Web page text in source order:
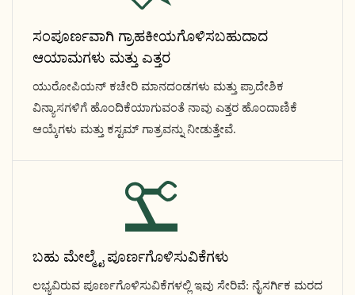
ಸಂಪೂರ್ಣವಾಗಿ ಗ್ರಾಹಕೀಯಗೊಳಿಸಬಹುದಾದ
ಆಯಾಮಗಳು ಮತ್ತು ಎತ್ತರ
ಯುರೋಪಿಯನ್ ಕಚೇರಿ ಮಾನದಂಡಗಳು ಮತ್ತು ಪ್ರಾದೇಶಿಕ
ವಿನ್ಯಾಸಗಳಿಗೆ ಹೊಂದಿಕೆಯಾಗುವಂತೆ ನಾವು ಎತ್ತರ ಹೊಂದಾಣಿಕೆ
ಆಯ್ಕೆಗಳು ಮತ್ತು ಕಸ್ಟಮ್ ಗಾತ್ರವನ್ನು ನೀಡುತ್ತೇವೆ.
ಬಹು ಮೇಲ್ಮೈ ಪೂರ್ಣಗೊಳಿಸುವಿಕೆಗಳು
ಲಭ್ಯವಿರುವ ಪೂರ್ಣಗೊಳಿಸುವಿಕೆಗಳಲ್ಲಿ ಇವು ಸೇರಿವೆ: ನೈಸರ್ಗಿಕ ಮರದ